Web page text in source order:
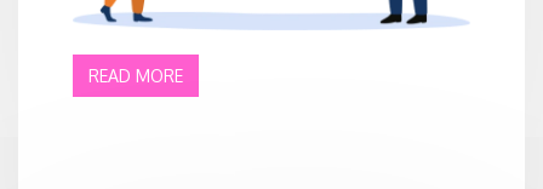
READ MORE